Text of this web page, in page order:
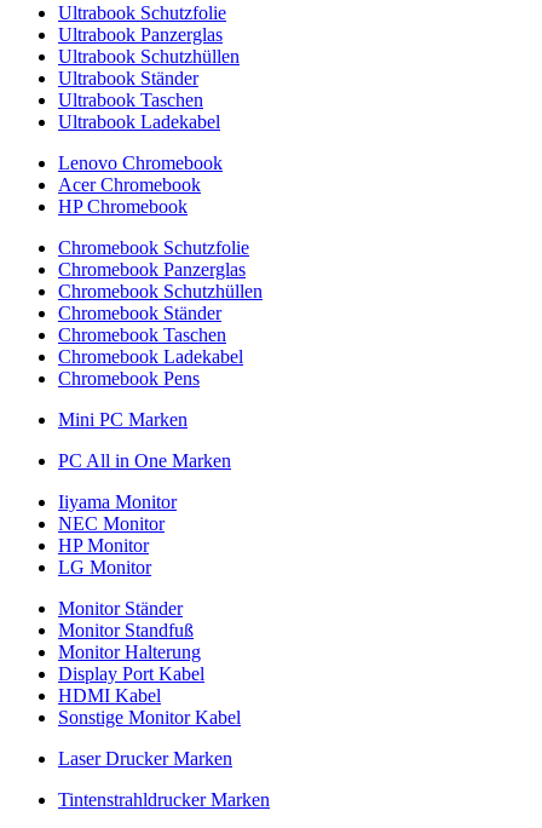
Ultrabook Schutzfolie
Ultrabook Panzerglas
Ultrabook Schutzhüllen
Ultrabook Ständer
Ultrabook Taschen
Ultrabook Ladekabel
Lenovo Chromebook
Acer Chromebook
HP Chromebook
Chromebook Schutzfolie
Chromebook Panzerglas
Chromebook Schutzhüllen
Chromebook Ständer
Chromebook Taschen
Chromebook Ladekabel
Chromebook Pens
Mini PC Marken
PC All in One Marken
Iiyama Monitor
NEC Monitor
HP Monitor
LG Monitor
Monitor Ständer
Monitor Standfuß
Monitor Halterung
Display Port Kabel
HDMI Kabel
Sonstige Monitor Kabel
Laser Drucker Marken
Tintenstrahldrucker Marken